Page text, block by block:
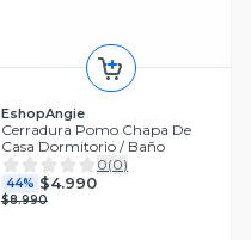
EshopAngie
Cerradura Pomo Chapa De
Casa Dormitorio / Baño
0(0)
44% $4.990
$8.990